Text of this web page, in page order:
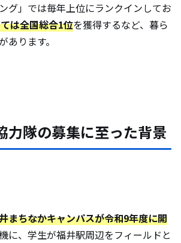
グ」では毎年上位にランクインしてお
は全国総合1位を獲得するなど、暮ら
あります。
力隊の募集に至った背景
まちなかキャンパスが令和9年度に開
に、学生が福井駅周辺をフィールドと